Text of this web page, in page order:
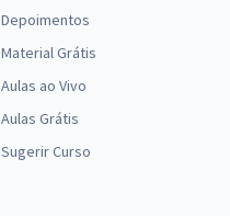
Depoimentos
Material Grátis
Aulas ao Vivo
Aulas Grátis
Sugerir Curso